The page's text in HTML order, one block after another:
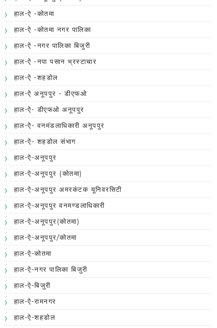
हाल-ऐ -कोतमा
हाल-ऐ -कोतमा नगर पालिका
हाल-ऐ -नगर पालिका बिजुरी
हाल-ऐ -नपा पसान भ्रस्टाचार
हाल-ऐ -शहडोल
हाल-ऐ अनूपपुर - डीएफओ
हाल-ऐ- डीएफओ अनूपपुर
हाल-ऐ- वनमंडलाधिकारी अनूपपुर
हाल-ऐ- शहडोल संभाग
हाल-ऐ-अनूपपुर
हाल-ऐ-अनूपपुर (कोतमा)
हाल-ऐ-अनूपपुर अमरकंटक यूनिवरसिटी
हाल-ऐ-अनूपपुर वनमण्डलाधिकारी
हाल-ऐ-अनूपपुर(कोतमा)
हाल-ऐ-अनूपपुर/कोतमा
हाल-ऐ-कोतमा
हाल-ऐ-नगर पालिका बिजुरी
हाल-ऐ-बिजुरी
हाल-ऐ-रामनगर
हाल-ऐ-शहडोल